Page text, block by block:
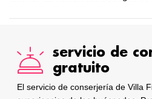
servicio de
gratuito
El servicio de conserjería de Villa